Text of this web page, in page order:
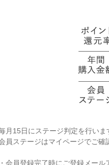
月15日にステージ判定を行いま
員ステージはマイページでご確
・会員登録完了時にご登録メール